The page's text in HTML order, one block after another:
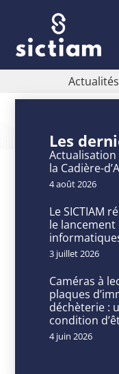
Actualités
Mensuel
Avril
2023
P
bl
ié
le
Les
la Cadière-
4 août 2026
Le SICTIAM
le lancement
3 juillet 2026
Caméras à
plaques
déchèterie :
condition
4 juin 2026